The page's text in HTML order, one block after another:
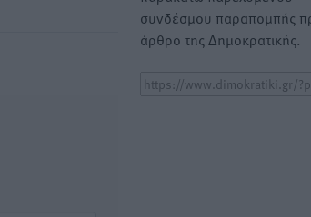
συνδέσμου παραπομπής
άρθρο της Δημοκρατικής.